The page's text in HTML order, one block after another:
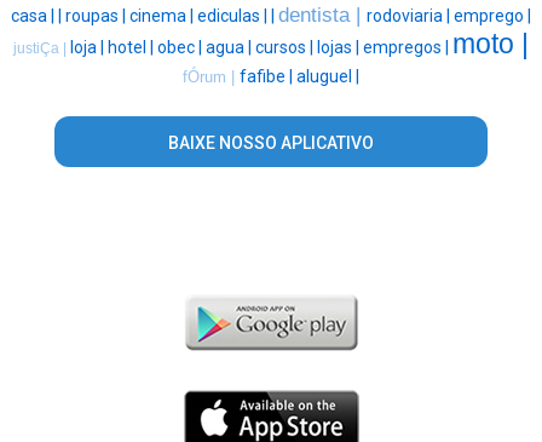
casa | | roupas | cinema | ediculas | | dentista | rodoviaria | emprego |
justiÇa | loja | hotel | obec | agua | cursos | lojas | empregos | moto |
fÓrum | fafibe | aluguel |
BAIXE NOSSO APLICATIVO